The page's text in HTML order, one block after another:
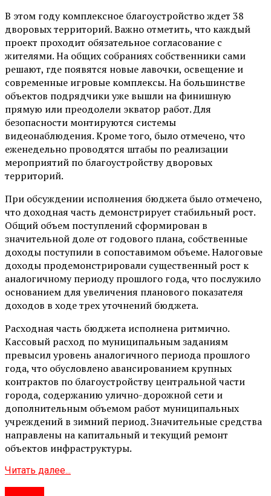
В этом году комплексное благоустройство ждет 38
дворовых территорий. Важно отметить, что каждый
проект проходит обязательное согласование с
жителями. На общих собраниях собственники сами
решают, где появятся новые лавочки, освещение и
современные игровые комплексы. На большинстве
объектов подрядчики уже вышли на финишную
прямую или преодолели экватор работ. Для
безопасности монтируются системы
видеонаблюдения. Кроме того, было отмечено, что
еженедельно проводятся штабы по реализации
мероприятий по благоустройству дворовых
территорий.
При обсуждении исполнения бюджета было отмечено,
что доходная часть демонстрирует стабильный рост.
Общий объем поступлений сформирован в
значительной доле от годового плана, собственные
доходы поступили в сопоставимом объеме. Налоговые
доходы продемонстрировали существенный рост к
аналогичному периоду прошлого года, что послужило
основанием для увеличения планового показателя
доходов в ходе трех уточнений бюджета.
Расходная часть бюджета исполнена ритмично.
Кассовый расход по муниципальным заданиям
превысил уровень аналогичного периода прошлого
года, что обусловлено авансированием крупных
контрактов по благоустройству центральной части
города, содержанию улично-дорожной сети и
дополнительным объемом работ муниципальных
учреждений в зимний период. Значительные средства
направлены на капитальный и текущий ремонт
объектов инфраструктуры.
Читать далее...